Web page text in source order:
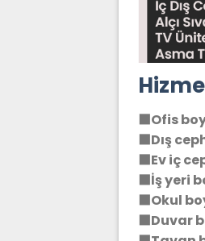
⬛Ofis
⬛Dış
⬛Ev iç
⬛İş yeri
⬛Okul
⬛Duvar